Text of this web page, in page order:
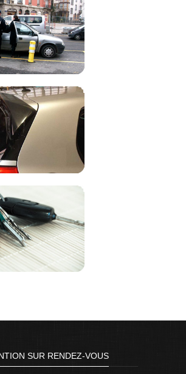
SUR RENDEZ-VOUS